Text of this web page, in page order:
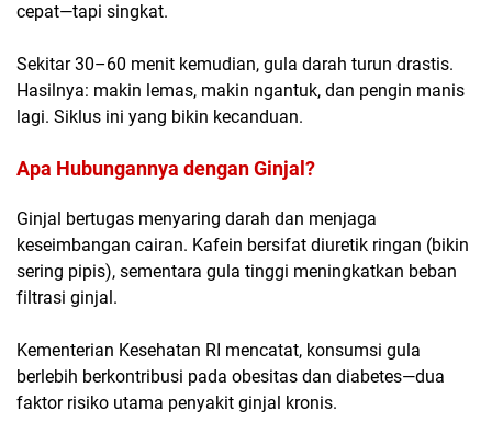
cepat—tapi singkat.
Sekitar 30–60 menit kemudian, gula darah turun drastis.
Hasilnya: makin lemas, makin ngantuk, dan pengin manis
lagi. Siklus ini yang bikin kecanduan.
Apa Hubungannya dengan Ginjal?
Ginjal bertugas menyaring darah dan menjaga
keseimbangan cairan. Kafein bersifat diuretik ringan (bikin
sering pipis), sementara gula tinggi meningkatkan beban
filtrasi ginjal.
Kementerian Kesehatan RI mencatat, konsumsi gula
berlebih berkontribusi pada obesitas dan diabetes—dua
faktor risiko utama penyakit ginjal kronis.